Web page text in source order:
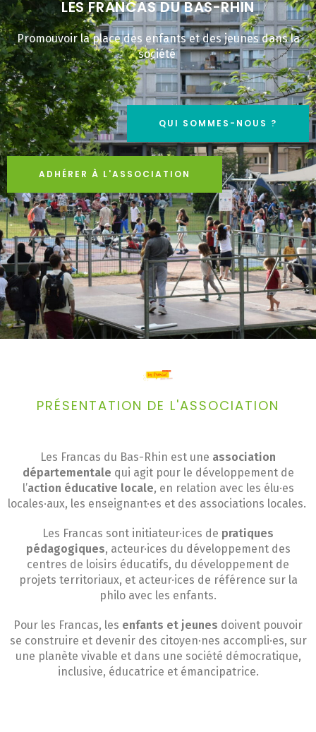
LES FRANCAS DU BAS-RHIN
Promouvoir la place des enfants et des jeunes dans la
société
QUI SOMMES-NOUS ?
ADHÉRER À L'ASSOCIATION
PRÉSENTATION DE L'ASSOCIATION
Les Francas du Bas-Rhin est une association
départementale qui agit pour le développement de
l’action éducative locale, en relation avec les élu·es
locales·aux, les enseignant·es et des associations locales.
Les Francas sont initiateur·ices de pratiques
pédagogiques, acteur·ices du développement des
centres de loisirs éducatifs, du développement de
projets territoriaux, et acteur·ices de référence sur la
philo avec les enfants.
Pour les Francas, les enfants et jeunes doivent pouvoir
se construire et devenir des citoyen·nes accompli·es, sur
une planète vivable et dans une société démocratique,
inclusive, éducatrice et émancipatrice.